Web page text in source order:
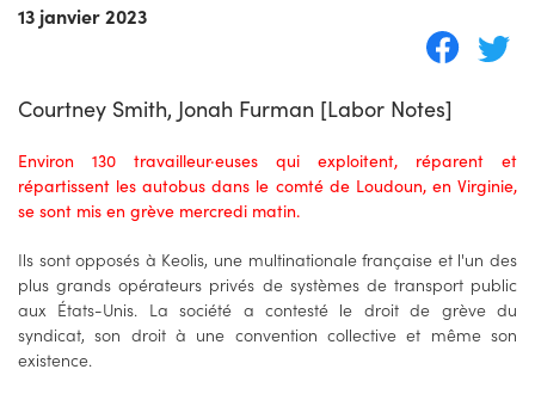
13 janvier 2023
Courtney Smith, Jonah Furman [Labor Notes]
Environ 130 travailleur·euses qui exploitent, réparent et
répartissent les autobus dans le comté de Loudoun, en Virginie,
se sont mis en grève mercredi matin.
Ils sont opposés à Keolis, une multinationale française et l'un des
plus grands opérateurs privés de systèmes de transport public
aux États-Unis. La société a contesté le droit de grève du
syndicat, son droit à une convention collective et même son
existence.